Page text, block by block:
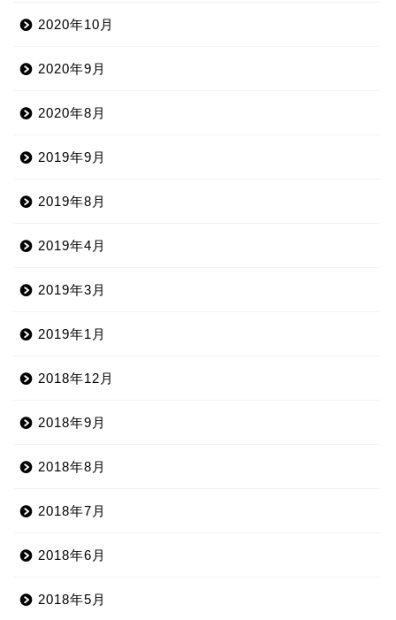
2020年10月
2020年9月
2020年8月
2019年9月
2019年8月
2019年4月
2019年3月
2019年1月
2018年12月
2018年9月
2018年8月
2018年7月
2018年6月
2018年5月